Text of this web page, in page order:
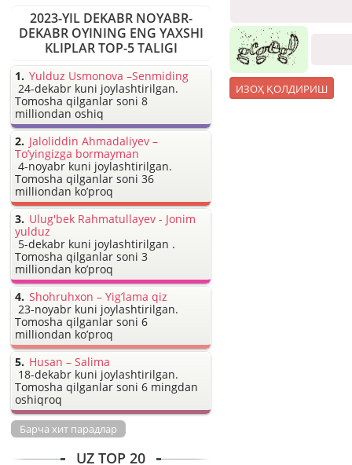
2023-YIL DEKABR NOYABR-
DEKABR OYINING ENG YAXSHI
KLIPLAR TOP-5 TALIGI
Yulduz Usmonova –Senmiding
24-dekabr kuni joylashtirilgan.
Tomosha qilganlar soni 8
milliondan oshiq
Jaloliddin Ahmadaliyev –
To’yingizga bormayman
4-noyabr kuni joylashtirilgan.
Tomosha qilganlar soni 36
milliondan ko’proq
Ulug'bek Rahmatullayev - Jonim
yulduz
5-dekabr kuni joylashtirilgan .
Tomosha qilganlar soni 3
milliondan ko’proq
Shohruhxon – Yig’lama qiz
23-noyabr kuni joylashtirilgan.
Tomosha qilganlar soni 6
milliondan ko’proq
Husan – Salima
18-dekabr kuni joylashtirilgan.
Tomosha qilganlar soni 6 mingdan
oshiqroq
Барча хит парадлар
UZ TOP 20